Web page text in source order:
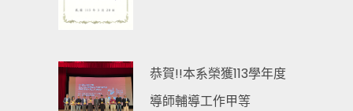
恭賀!!本系榮獲113學年度
導師輔導工作甲等